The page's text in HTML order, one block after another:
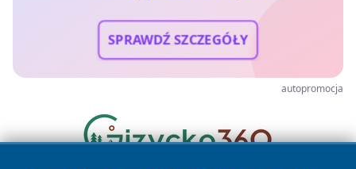
SPRAWDŹ SZCZEGÓŁY
autopromocja